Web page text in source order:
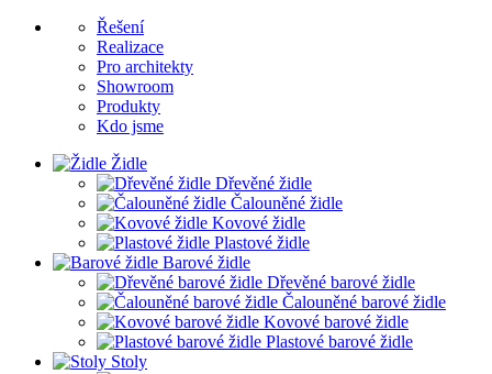
Řešení
Realizace
Pro architekty
Showroom
Produkty
Kdo jsme
Židle
Dřevěné židle
Čalouněné židle
Kovové židle
Plastové židle
Barové židle
Dřevěné barové židle
Čalouněné barové židle
Kovové barové židle
Plastové barové židle
Stoly